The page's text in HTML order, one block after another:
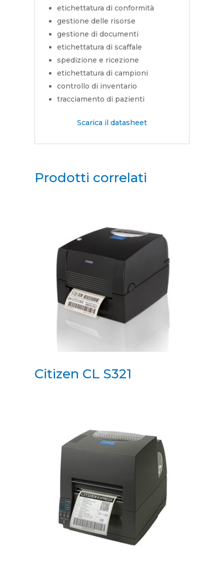
etichettatura di conformità
gestione delle risorse
gestione di documenti
etichettatura di scaffale
spedizione e ricezione
etichettatura di campioni
controllo di inventario
tracciamento di pazienti
Scarica il datasheet
Prodotti correlati
Citizen CL S321